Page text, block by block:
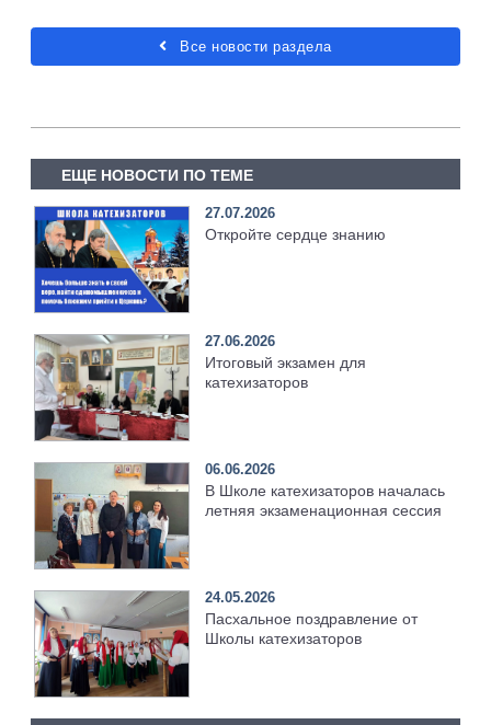
Все новости раздела
ЕЩЕ НОВОСТИ ПО ТЕМЕ
27.07.2026
Откройте сердце знанию
27.06.2026
Итоговый экзамен для
катехизаторов
06.06.2026
В Школе катехизаторов началась
летняя экзаменационная сессия
24.05.2026
Пасхальное поздравление от
Школы катехизаторов